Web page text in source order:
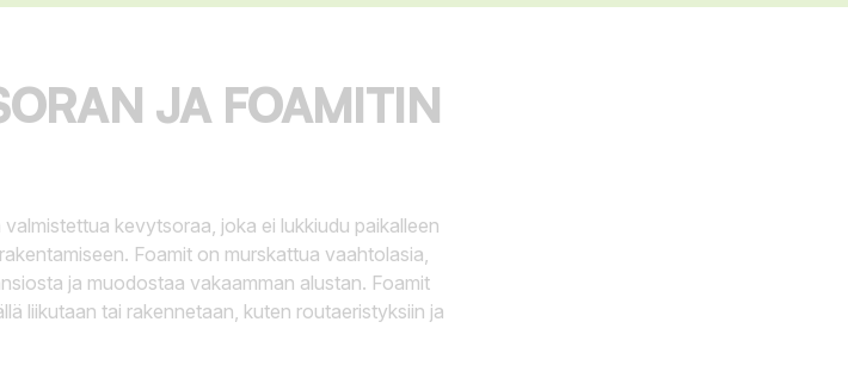
JA FOAMITIN
kevytsoraa, joka ei lukkiudu paikalleen
Foamit on murskattua vaahtolasia,
ja muodostaa vakaamman alustan. Foamit
liikutaan tai rakennetaan, kuten routaeristyksiin ja